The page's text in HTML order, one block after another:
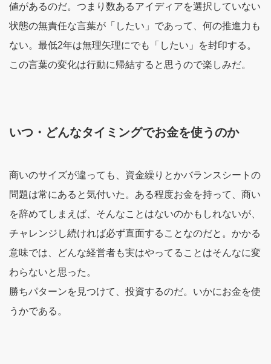
値があるのだ。つまり数あるアイディアを選択していない
状態の無責任な言葉が「したい」であって、何の推進力も
ない。最低2年は無理矢理にでも「したい」を封印する。
この言葉の変化は行動に帰結すると思うので楽しみだ。
いつ・どんなタイミングでお金を使うのか
商いのサイズが違っても、資金繰りとかバランスシートの
問題は常にあると気付いた。ある程度お金を持って、商い
を辞めてしまえば、そんなことはないのかもしれないが、
チャレンジし続ければ必ず直面することなのだと。かかる
意味では、どんな経営者も実はやってることはそんなに変
わらないと思った。
勝ちパターンを見つけて、投資するのだ。いかにお金を使
うかである。